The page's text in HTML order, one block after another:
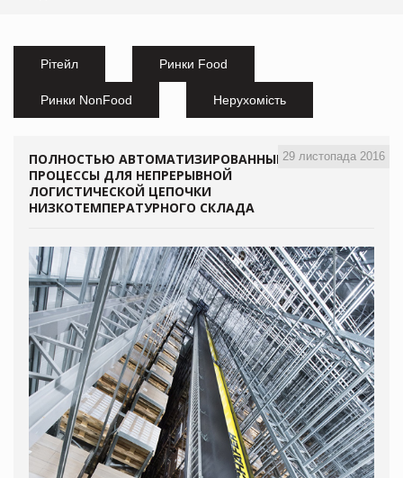
Рітейл Ринки Food
Ринки NonFood Нерухомість
29 листопада 2016
ПОЛНОСТЬЮ АВТОМАТИЗИРОВАННЫЕ
ПРОЦЕССЫ ДЛЯ НЕПРЕРЫВНОЙ
ЛОГИСТИЧЕСКОЙ ЦЕПОЧКИ
НИЗКОТЕМПЕРАТУРНОГО СКЛАДА